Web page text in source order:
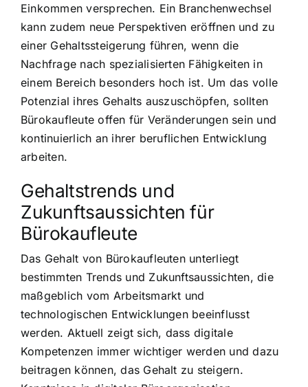
Einkommen versprechen. Ein Branchenwechsel
kann zudem neue Perspektiven eröffnen und zu
einer Gehaltssteigerung führen, wenn die
Nachfrage nach spezialisierten Fähigkeiten in
einem Bereich besonders hoch ist. Um das volle
Potenzial ihres Gehalts auszuschöpfen, sollten
Bürokaufleute offen für Veränderungen sein und
kontinuierlich an ihrer beruflichen Entwicklung
arbeiten.
Gehaltstrends und
Zukunftsaussichten für
Bürokaufleute
Das Gehalt von Bürokaufleuten unterliegt
bestimmten Trends und Zukunftsaussichten, die
maßgeblich vom Arbeitsmarkt und
technologischen Entwicklungen beeinflusst
werden. Aktuell zeigt sich, dass digitale
Kompetenzen immer wichtiger werden und dazu
beitragen können, das Gehalt zu steigern.